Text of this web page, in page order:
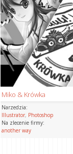
Miko & Krówka
Narzedzia:
Illustrator, Photoshop
Na zlecenie firmy:
another way